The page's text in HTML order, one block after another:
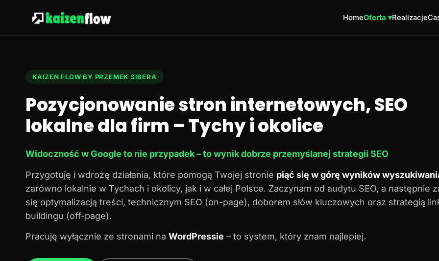
HomeOferta ▾Realizacje
KAIZEN FLOW BY PRZEMEK SIBERA
Pozycjonowanie stron internetowych, SEO
lokalne dla firm – Tychy i okolice
Widoczność w Google to nie przypadek – to wynik dobrze przemyślanej strategii SEO
Przygotuję i wdrożę działania, które pomogą Twojej stronie piąć się w górę wyników
zarówno lokalnie w Tychach i okolicy, jak i w całej Polsce. Zaczynam od audytu SEO, a następnie
się optymalizacją treści, technicznym SEO (on-page), doborem słów kluczowych oraz strategią
buildingu (off-page).
Pracuję wyłącznie ze stronami na WordPressie – to system, który znam najlepiej.